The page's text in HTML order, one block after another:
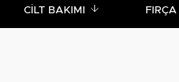
CILT BAKIMI FIRÇA